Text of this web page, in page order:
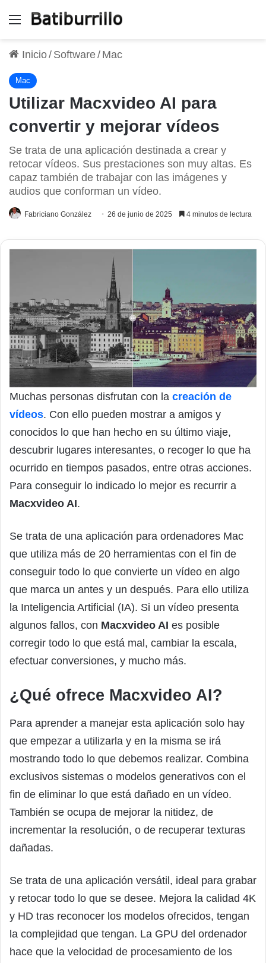
Menú
Inicio/ Software/ Mac
Mac
Utilizar Macxvideo AI para
convertir y mejorar vídeos
Se trata de una aplicación destinada a crear y
retocar vídeos. Sus prestaciones son muy altas. Es
capaz también de trabajar con las imágenes y
audios que conforman un vídeo.
Fabriciano González 26 de junio de 2025 4 minutos de lectura
Muchas personas disfrutan con la creación de
vídeos. Con ello pueden mostrar a amigos y
conocidos lo que han hecho en su último viaje,
descubrir lugares interesantes, o recoger lo que ha
ocurrido en tiempos pasados, entre otras acciones.
Para conseguir lo indicado lo mejor es recurrir a
Macxvideo AI.
Se trata de una aplicación para ordenadores Mac
que utiliza más de 20 herramientas con el fin de
conseguir todo lo que convierte un vídeo en algo
que marca un antes y un después. Para ello utiliza
la Inteligencia Artificial (IA). Si un vídeo presenta
algunos fallos, con Macxvideo AI es posible
corregir todo lo que está mal, cambiar la escala,
efectuar conversiones, y mucho más.
¿Qué ofrece Macxvideo AI?
Para aprender a manejar esta aplicación solo hay
que empezar a utilizarla y en la misma se irá
mostrando todo lo que debemos realizar. Combina
exclusivos sistemas o modelos generativos con el
fin de eliminar lo que está dañado en un vídeo.
También se ocupa de mejorar la nitidez, de
incrementar la resolución, o de recuperar texturas
dañadas.
Se trata de una aplicación versátil, ideal para grabar
y retocar todo lo que se desee. Mejora la calidad 4K
y HD tras reconocer los modelos ofrecidos, tengan
la complejidad que tengan. La GPU del ordenador
hace que la velocidad de procesamiento de los